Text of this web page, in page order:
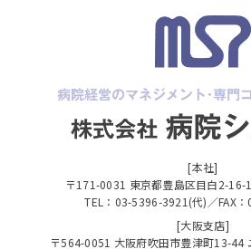
[本社]
〒171-0031 東京都豊島区目白2-16-
TEL：03-5396-3921(代)／FAX
[大阪支店]
〒564-0051 大阪府吹田市豊津町13-44